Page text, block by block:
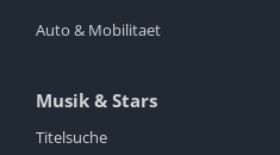
Auto & Mobilitaet
Musik & Stars
Titelsuche